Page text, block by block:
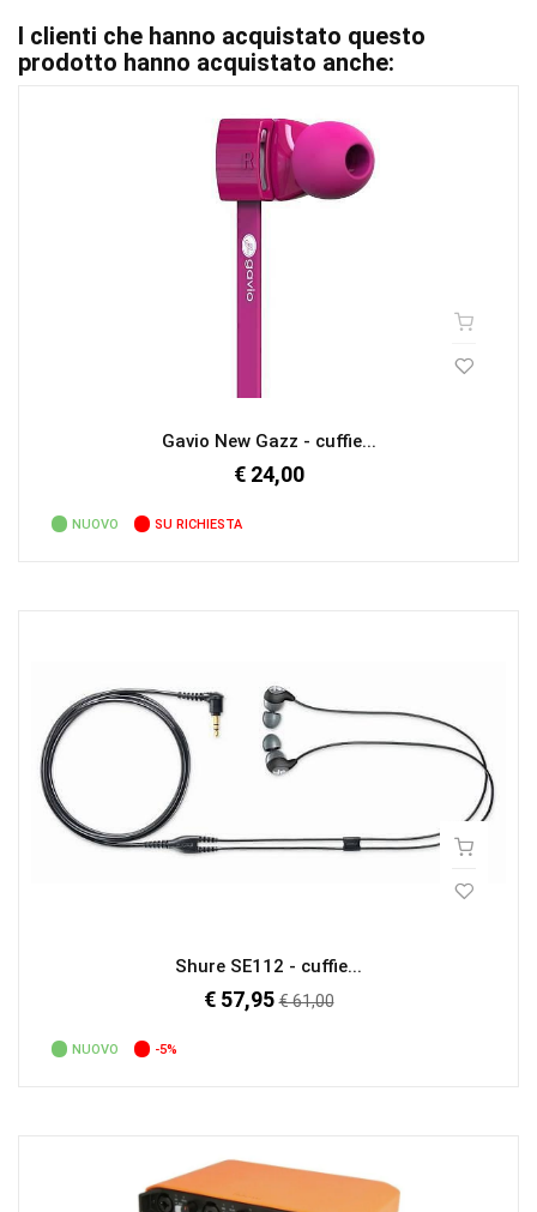
I clienti che hanno acquistato questo
prodotto hanno acquistato anche:
Gavio New Gazz - cuffie...
€ 24,00
NUOVO SU RICHIESTA
Shure SE112 - cuffie...
€ 57,95Prezzo
€ 61,00
NUOVO -5%